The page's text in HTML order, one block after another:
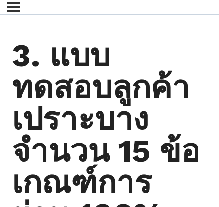
3. แบบ
ทดสอบลูกค้า
เปราะบาง
จำนวน 15 ข้อ
เกณฑ์การ